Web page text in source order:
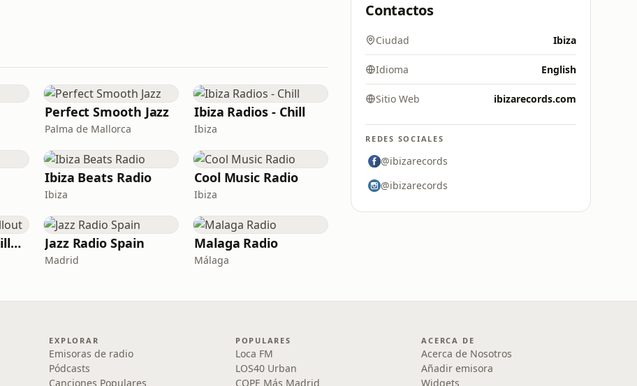
Perfect Smooth Jazz
Palma de Mallorca
Ibiza Radios - Chill
Ibiza
Ibiza Beats Radio
Ibiza
Cool Music Radio
Ibiza
Plexus Radio - Chillout Jazz Radio Spain
Madrid
Malaga Radio
Málaga
Contactos
Ciudad Ibiza
Idioma English
Sitio Web ibizarecords.com
REDES SOCIALES
@ibizarecords
@ibizarecords
EXPLORAR
Emisoras de radio
Pódcasts
Canciones Populares
POPULARES
Loca FM
LOS40 Urban
COPE Más Madrid
ACERCA DE
Acerca de Nosotros
Añadir emisora
Widgets